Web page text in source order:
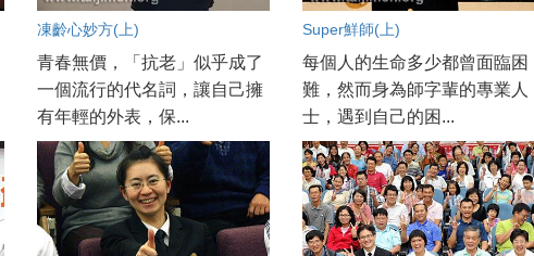
凍齡心妙方(上)
青春無價，「抗老」似乎成了
一個流行的代名詞，讓自己擁
有年輕的外表，保...
Super鮮師(上)
每個人的生命多少都曾面臨困
難，然而身為師字輩的專業人
士，遇到自己的困...